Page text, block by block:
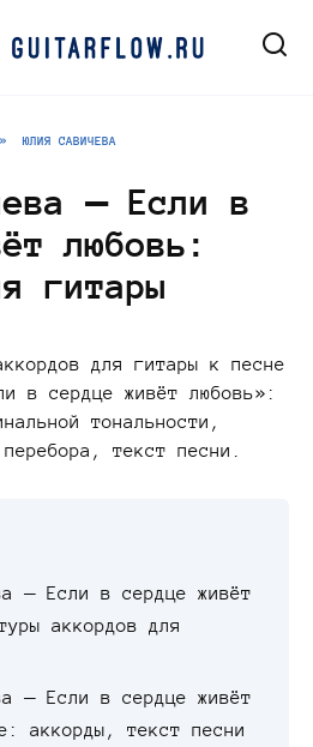
» ЮЛИЯ САВИЧЕВА
— Если в
любовь:
гитары
для гитары к песне
в сердце живёт любовь»:
тональности,
текст песни.
— Если в сердце живёт
аккордов для
— Если в сердце живёт
аккорды, текст песни